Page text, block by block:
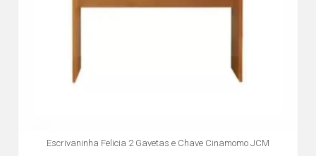
Escrivaninha Felicia 2 Gavetas e Chave Cinamomo JCM